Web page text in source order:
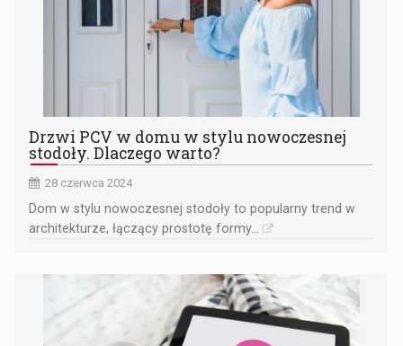
Drzwi PCV w domu w stylu nowoczesnej
stodoły. Dlaczego warto?
28 czerwca 2024
​Dom w stylu nowoczesnej stodoły to popularny trend w
architekturze, łączący prostotę formy...